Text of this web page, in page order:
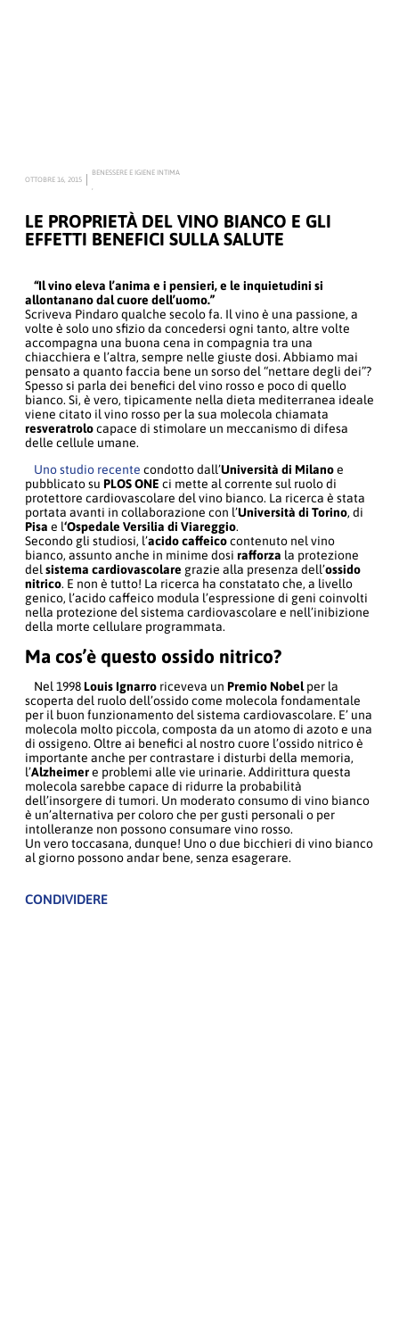
OTTOBRE 16, 2015
BENESSERE E IGIENE INTIMA
LE PROPRIETÀ DEL VINO BIANCO E GLI
EFFETTI BENEFICI SULLA SALUTE
“Il vino eleva l’anima e i pensieri, e le inquietudini si
allontanano dal cuore dell’uomo.”
Scriveva Pindaro qualche secolo fa. Il vino è una passione, a
volte è solo uno sfizio da concedersi ogni tanto, altre volte
accompagna una buona cena in compagnia tra una
chiacchiera e l’altra, sempre nelle giuste dosi. Abbiamo mai
pensato a quanto faccia bene un sorso del “nettare degli dei”?
Spesso si parla dei benefici del vino rosso e poco di quello
bianco. Si, è vero, tipicamente nella dieta mediterranea ideale
viene citato il vino rosso per la sua molecola chiamata
resveratrolocapace di stimolare un meccanismo di difesa
delle cellule umane.
Uno studio recente condotto dall’Università di Milanoe
pubblicato su PLOS ONE ci mette al corrente sul ruolo di
protettore cardiovascolare del vino bianco. La ricerca è stata
portata avanti in collaborazione con l’Università di Torino, di
Pisa e l‘Ospedale Versilia di Viareggio.
Secondo gli studiosi, l’acido caffeicocontenuto nel vino
bianco, assunto anche in minime dosi rafforza la protezione
del sistema cardiovascolare grazie alla presenza dell’ossido
nitrico. E non è tutto! La ricerca ha constatato che, a livello
genico, l’acido caffeico modula l’espressione di geni coinvolti
nella protezione del sistema cardiovascolare e nell’inibizione
della morte cellulare programmata.
Ma cos’è questo ossido nitrico?
Nel 1998Louis Ignarro riceveva un Premio Nobelper la
scoperta del ruolo dell’ossido come molecola fondamentale
per il buon funzionamento del sistema cardiovascolare. E’ una
molecola molto piccola, composta da un atomo di azoto e una
di ossigeno. Oltre ai benefici al nostro cuore l’ossido nitrico è
importante anche per contrastare i disturbi della memoria,
l’Alzheimere problemi alle vie urinarie. Addirittura questa
molecola sarebbe capace di ridurre la probabilità
dell’insorgere di tumori. Un moderato consumo di vino bianco
è un’alternativa per coloro che per gusti personali o per
intolleranze non possono consumare vino rosso.
Un vero toccasana, dunque! Uno o due bicchieri di vino bianco
al giorno possono andar bene, senza esagerare.
CONDIVIDERE